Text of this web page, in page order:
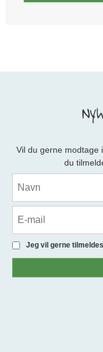
Vil du gerne modtage
du
Jeg vil gerne